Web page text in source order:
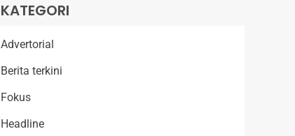
KATEGORI
Advertorial
Berita terkini
Fokus
Headline